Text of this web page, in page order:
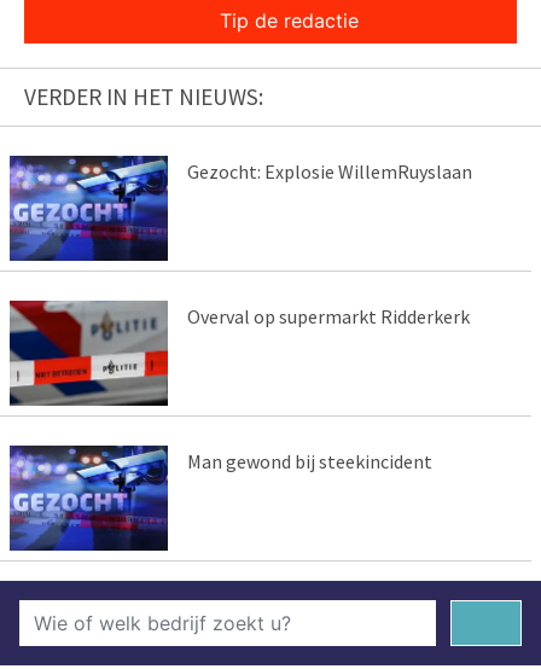
Tip de redactie
VERDER IN HET NIEUWS:
Gezocht: Explosie WillemRuyslaan
Overval op supermarkt Ridderkerk
Man gewond bij steekincident